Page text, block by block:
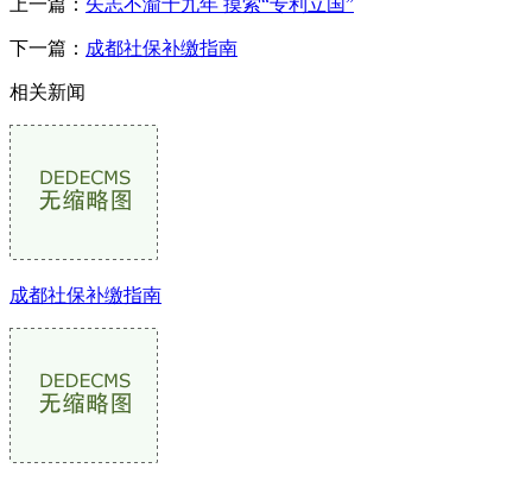
下一篇： 成都社保补缴指南
相关新闻
成都社保补缴指南